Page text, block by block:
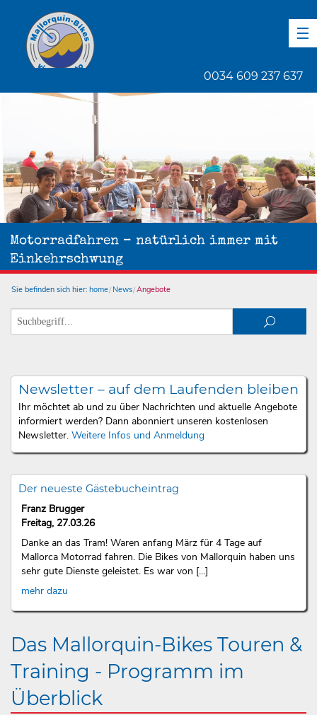
0034 609 237 637
Motorradfahren – natürlich immer mit
Einkehrschwung
Sie befinden sich hier: home News Angebote
Newsletter – auf dem Laufenden bleiben
Ihr möchtet ab und zu über Nachrichten und aktuelle Angebote
informiert werden? Dann abonniert unseren kostenlosen
Newsletter. Weitere Infos und Anmeldung
Der neueste Gästebucheintrag
Franz Brugger
Freitag, 27.03.26
Danke an das Tram! Waren anfang März für 4 Tage auf
Mallorca Motorrad fahren. Die Bikes von Mallorquin haben uns
sehr gute Dienste geleistet. Es war von [...]
mehr dazu
Das Mallorquin-Bikes Touren &
Training - Programm im
Überblick